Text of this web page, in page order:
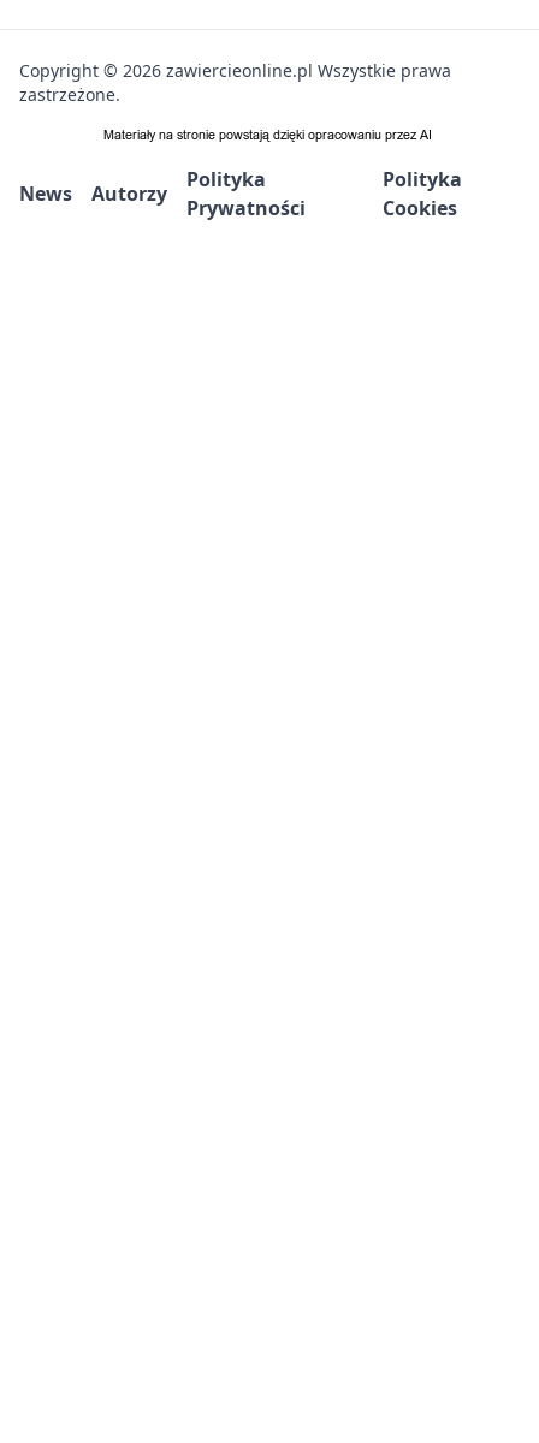
Copyright © 2026 zawiercieonline.pl Wszystkie prawa
zastrzeżone.
News Autorzy
Polityka
Prywatności
Polityka
Cookies